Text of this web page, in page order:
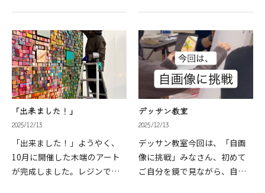
験当店でご利用いただける電
子決済のご案内下記よりお選
びいただけます。PayPayでお
支払い…
性や技法を紹介しながら、
い…
「出来ました！」
2025/12/13
「出来ました！」ようやく、
10月に開催した木端のアート
が完成しました。レジンで固
デッサン教室
2025/12/13
デッサン教室今回は、「自画
像に挑戦」みなさん、初めて
ご自分を鏡で見ながら、自画